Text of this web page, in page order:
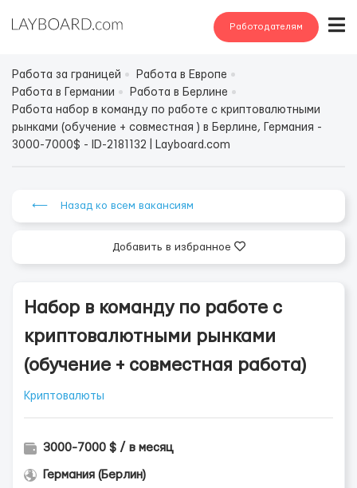
Работодателям
Работа за границей
Работа в Европе
Работа в Германии
Работа в Берлине
Работа набор в команду по работе с криптовалютными
рынками (обучение + совместная ) в Берлине, Германия -
3000-7000$ - ID-2181132 | Layboard.com
⟵ Назад ко всем вакансиям
Добавить в избранное
Набор в команду по работе с
криптовалютными рынками
(обучение + совместная работа)
Криптовалюты
3000-7000 $ / в месяц
Германия (Берлин)